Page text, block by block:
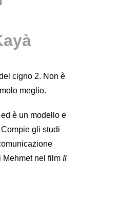
cigno 2. Non è
meglio.
è un modello e
gli studi
Mehmet nel film Il